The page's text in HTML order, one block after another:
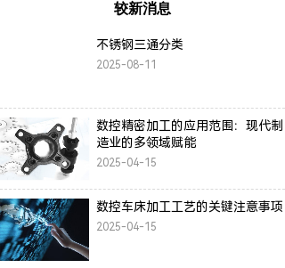
较新消息
不锈钢三通分类
2025-08-11
数控精密加工的应用范围：现代制
造业的多领域赋能
2025-04-15
数控车床加工工艺的关键注意事项
2025-04-15